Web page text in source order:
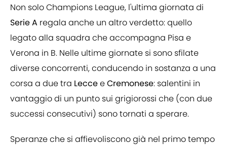
Non solo Champions League, l'ultima giornata di
Serie A regala anche un altro verdetto: quello
legato alla squadra che accompagna Pisa e
Verona in B. Nelle ultime giornate si sono sfilate
diverse concorrenti, conducendo in sostanza a una
corsa a due tra LecceeCremonese: salentini in
vantaggio di un punto sui grigiorossi che (con due
successi consecutivi) sono tornati a sperare.
Speranze che si affievoliscono già nel primo tempo